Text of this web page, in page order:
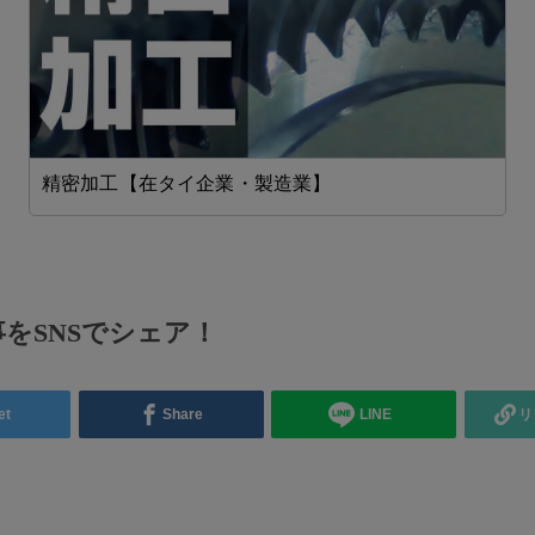
精密加工【在タイ企業・製造業】
SNSでシェア！
Share LINE